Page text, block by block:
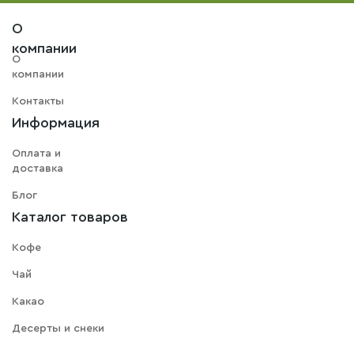
О
компании
Информация
О
компании
Контакты
Оплата и
доставка
Блог
Каталог товаров
Кофе
Чай
Какао
Десерты и снеки